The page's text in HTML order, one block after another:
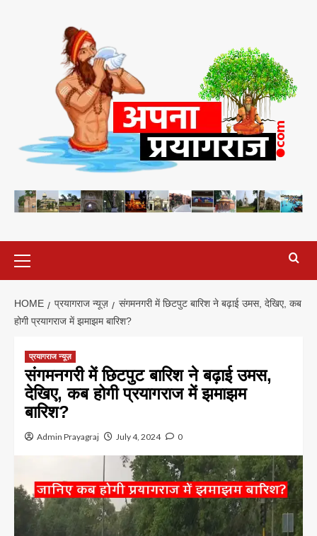
Menu
HOME प्रयागराज न्यूज़
संगमनगरी में छिटपुट बारिश ने बढ़ाई उमस, देखिए, कब
होगी प्रयागराज में झमाझम बारिश?
प्रयागराज न्यूज़
संगमनगरी में छिटपुट बारिश ने बढ़ाई उमस,
देखिए, कब होगी प्रयागराज में झमाझम
बारिश?
Admin Prayagraj July 4, 2024 0